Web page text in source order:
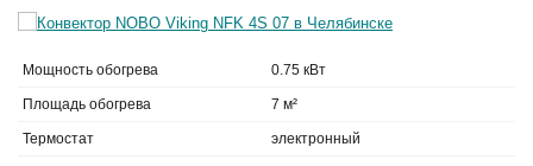
Мощность обогрева 0.75 кВт
Площадь обогрева 7 м²
Термостат электронный